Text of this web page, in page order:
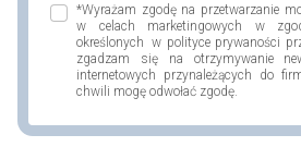
*Wyrażam zgodę na przetwarzanie
w celach marketingowych w
określonych w polityce prywaności
zgadzam się na otrzymywanie
internetowych przynależących do
chwili mogę odwołać zgodę.